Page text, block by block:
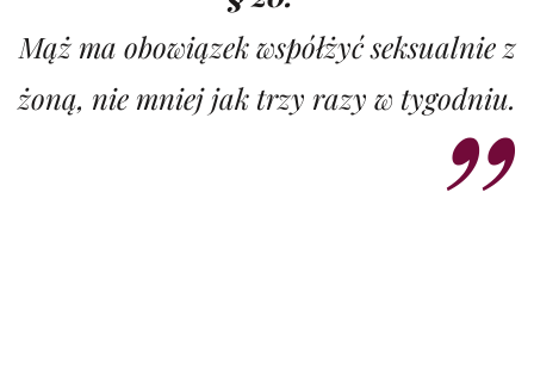
Mąż ma obowiązek współżyć seksualnie z
żoną, nie mniej jak trzy razy w tygodniu.